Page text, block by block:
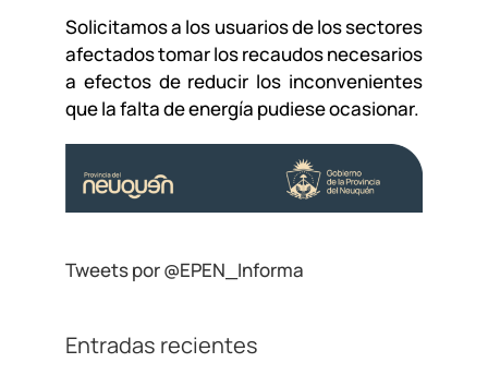
Solicitamos a los usuarios de los sectores
afectados tomar los recaudos necesarios
a efectos de reducir los inconvenientes
que la falta de energía pudiese ocasionar.
Tweets por @EPEN_Informa
Entradas recientes